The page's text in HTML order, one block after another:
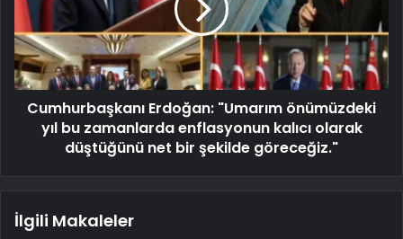
Cumhurbaşkanı Erdoğan: "Umarım önümüzdeki
yıl bu zamanlarda enflasyonun kalıcı olarak
düştüğünü net bir şekilde göreceğiz."
İlgili Makaleler